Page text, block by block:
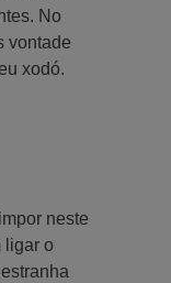
No
vontade
xodó.
neste
ligar o